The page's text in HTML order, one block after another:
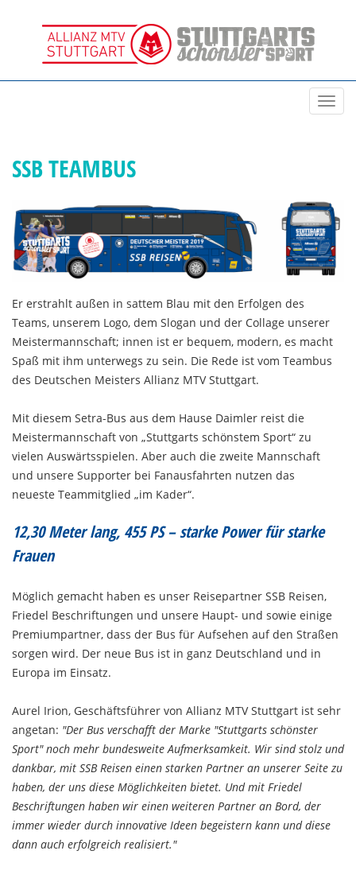
SSB TEAMBUS
Er erstrahlt außen in sattem Blau mit den Erfolgen des
Teams, unserem Logo, dem Slogan und der Collage unserer
Meistermannschaft; innen ist er bequem, modern, es macht
Spaß mit ihm unterwegs zu sein. Die Rede ist vom Teambus
des Deutschen Meisters Allianz MTV Stuttgart.
Mit diesem Setra-Bus aus dem Hause Daimler reist die
Meistermannschaft von „Stuttgarts schönstem Sport“ zu
vielen Auswärtsspielen. Aber auch die zweite Mannschaft
und unsere Supporter bei Fanausfahrten nutzen das
neueste Teammitglied „im Kader“.
12,30 Meter lang, 455 PS – starke Power für starke
Frauen
Möglich gemacht haben es unser Reisepartner SSB Reisen,
Friedel Beschriftungen und unsere Haupt- und sowie einige
Premiumpartner, dass der Bus für Aufsehen auf den Straßen
sorgen wird. Der neue Bus ist in ganz Deutschland und in
Europa im Einsatz.
Aurel Irion, Geschäftsführer von Allianz MTV Stuttgart ist sehr
angetan: "Der Bus verschafft der Marke "Stuttgarts schönster
Sport" noch mehr bundesweite Aufmerksamkeit. Wir sind stolz und
dankbar, mit SSB Reisen einen starken Partner an unserer Seite zu
haben, der uns diese Möglichkeiten bietet. Und mit Friedel
Beschriftungen haben wir einen weiteren Partner an Bord, der
immer wieder durch innovative Ideen begeistern kann und diese
dann auch erfolgreich realisiert."